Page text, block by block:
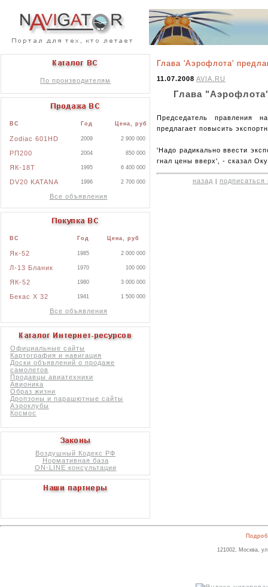
По производителям
ВС Год Цена, руб
Zodiac 601HD 2009 2 900 000
РП200 2004 850 000
ЯК-18Т 1995 6 400 000
DV20 KATANA 1996 2 700 000
Все объявления
ВС Год Цена, руб
Як-52 1985 2 000 000
Л-13 Бланик 1970 100 000
ЯК-52 1980 3 000 000
Бекас X 32 1941 1 500 000
Все объявления
Официальные сайты
Картография и навигация
Доски объявлений о продаже
самолетов
Продавцы авиатехники
Авионика
Образ жизни
Дропзоны и парашютные сайты
Аэроклубы
Космос
Воздушный Кодекс РФ
Нормативная база
ON-LINE консультации
Глава 'Аэрофлота'
11.07.2008 AVIA.RU
Глава
Председатель правления
предлагает повысить
'Надо радикально ввести
гнал цены вверх', - сказал
назад подписаться
121002, Москва,